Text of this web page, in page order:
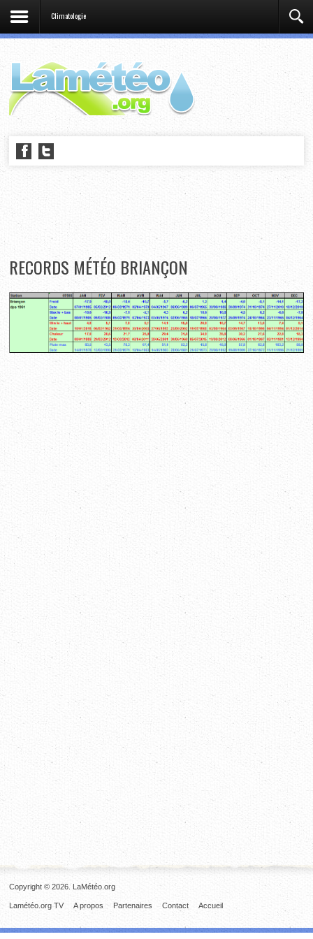
Climatologie
RECORDS MÉTÉO BRIANÇON
Copyright © 2026. LaMétéo.org
Accueil
Contact
Partenaires
A propos
Lamétéo.org TV